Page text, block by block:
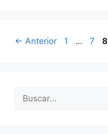
← Anterior Página
1 … 7 8
Buscar: